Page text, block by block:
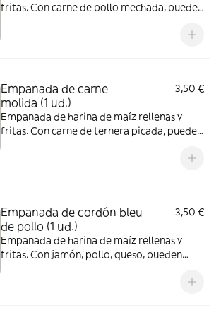
fritas. Con carne de pollo mechada, pueden
Empanada de carne
molida (1 ud.)
3,50 €
Empanada de harina de maíz rellenas y
fritas. Con carne de ternera picada, pueden
Empanada de cordón bleu
de pollo (1 ud.)
3,50 €
Empanada de harina de maíz rellenas y
fritas. Con jamón, pollo, queso, pueden